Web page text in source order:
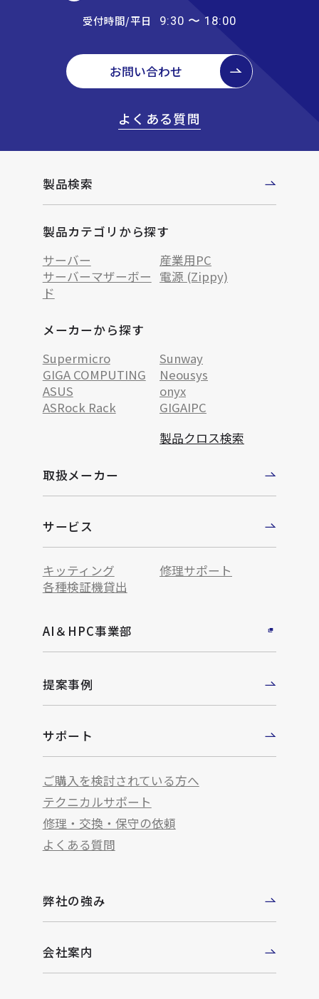
受付時間/平日 9:30 〜 18:00
お問い合わせ
よくある質問
製品検索
製品カテゴリから探す
サーバー
産業用PC
サーバーマザーボー
ド
電源 (Zippy)
メーカーから探す
Supermicro
Sunway
GIGA COMPUTING
Neousys
ASUS
onyx
ASRock Rack
GIGAIPC
製品クロス検索
取扱メーカー
サービス
キッティング
修理サポート
各種検証機貸出
AI＆HPC事業部
提案事例
サポート
ご購入を検討されている方へ
テクニカルサポート
修理・交換・保守の依頼
よくある質問
弊社の強み
会社案内